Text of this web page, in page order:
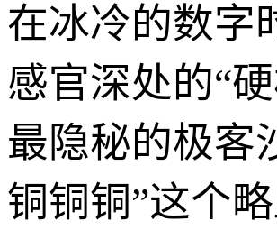
在冰冷的数字
感官深处的“
最隐秘的极客
铜铜铜”这个